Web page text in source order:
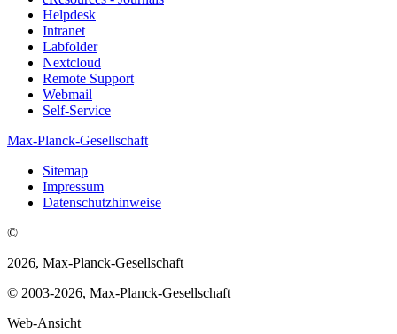
Helpdesk
Intranet
Labfolder
Nextcloud
Remote Support
Webmail
Self-Service
Max-Planck-Gesellschaft
Sitemap
Impressum
Datenschutzhinweise
©
2026, Max-Planck-Gesellschaft
© 2003-2026, Max-Planck-Gesellschaft
Web-Ansicht